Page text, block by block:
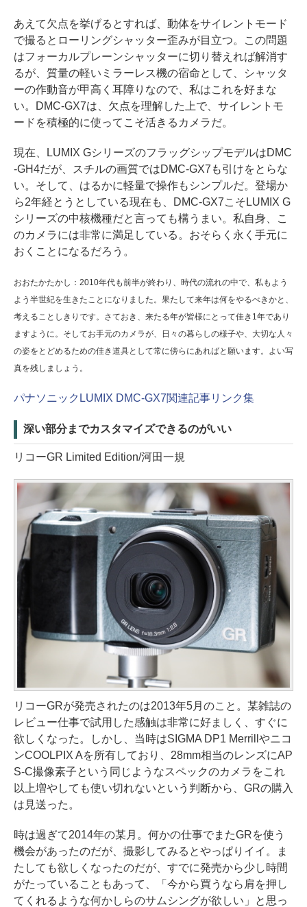
あえて欠点を挙げるとすれば、動体をサイレントモード
で撮るとローリングシャッター歪みが目立つ。この問題
はフォーカルプレーンシャッターに切り替えれば解消す
るが、質量の軽いミラーレス機の宿命として、シャッタ
ーの作動音が甲高く耳障りなので、私はこれを好まな
い。DMC-GX7は、欠点を理解した上で、サイレントモ
ードを積極的に使ってこそ活きるカメラだ。
現在、LUMIX GシリーズのフラッグシップモデルはDMC
-GH4だが、スチルの画質ではDMC-GX7も引けをとらな
い。そして、はるかに軽量で操作もシンプルだ。登場か
ら2年経とうとしている現在も、DMC-GX7こそLUMIX G
シリーズの中核機種だと言っても構うまい。私自身、こ
のカメラには非常に満足している。おそらく永く手元に
おくことになるだろう。
おおたかたかし：2010年代も前半が終わり、時代の流れの中で、私もよう
よう半世紀を生きたことになりました。果たして来年は何をやるべきかと、
考えることしきりです。さておき、来たる年が皆様にとって佳き1年であり
ますように。そしてお手元のカメラが、日々の暮らしの様子や、大切な人々
の姿をとどめるための佳き道具として常に傍らにあればと願います。よい写
真を残しましょう。
パナソニックLUMIX DMC-GX7関連記事リンク集
深い部分までカスタマイズできるのがいい
リコーGR Limited Edition/河田一規
リコーGRが発売されたのは2013年5月のこと。某雑誌の
レビュー仕事で試用した感触は非常に好ましく、すぐに
欲しくなった。しかし、当時はSIGMA DP1 Merrillやニコ
ンCOOLPIX Aを所有しており、28mm相当のレンズにAP
S-C撮像素子という同じようなスペックのカメラをこれ
以上増やしても使い切れないという判断から、GRの購入
は見送った。
時は過ぎて2014年の某月。何かの仕事でまたGRを使う
機会があったのだが、撮影してみるとやっぱりイイ。ま
たしても欲しくなったのだが、すでに発売から少し時間
がたっていることもあって、「今から買うなら肩を押し
てくれるような何かしらのサムシングが欲しい」と思っ